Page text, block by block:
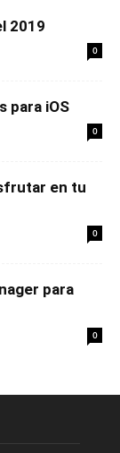
2019
0
para iOS
0
en tu
0
para
0